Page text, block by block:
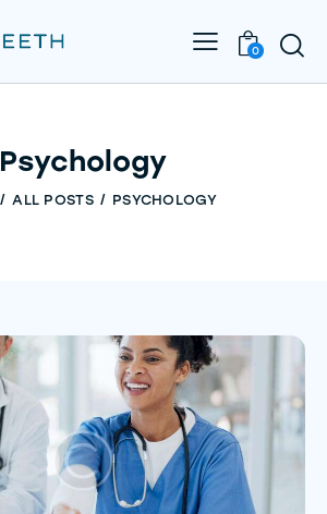
0
Psychology
ALL POSTS PSYCHOLOGY